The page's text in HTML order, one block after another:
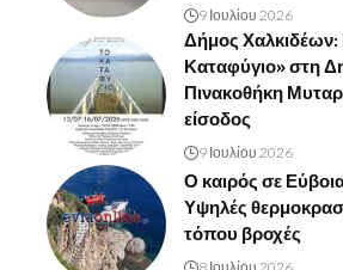
9 Ιουλίου 2026
Δήμος Χαλκιδέων:
Καταφύγιο» στη
Πινακοθήκη
είσοδος
9 Ιουλίου 2026
Ο καιρός σε
Υψηλές
τόπου βροχές